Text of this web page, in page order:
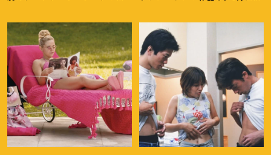
ます
せない！